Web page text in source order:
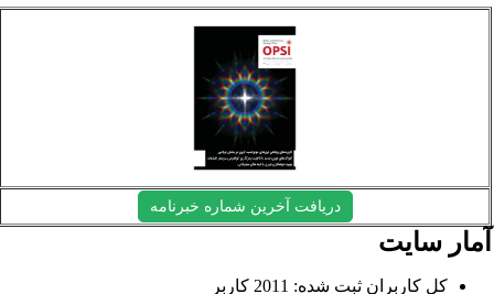
دریافت آخرین شماره خبرنامه
سایت
کل کاربران ثبت شده: 2011 کاربر